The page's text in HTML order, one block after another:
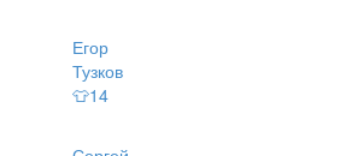
Егор
Тузков
👕14